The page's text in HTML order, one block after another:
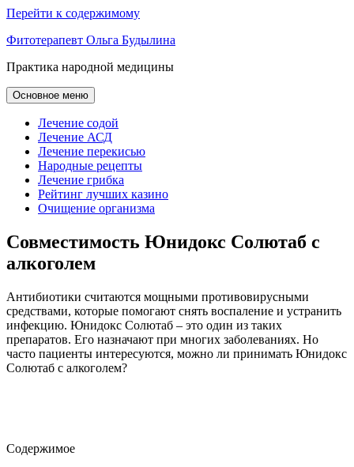
Перейти к содержимому
Фитотерапевт Ольга Будылина
Практика народной медицины
Основное меню
Лечение содой
Лечение АСД
Лечение перекисью
Народные рецепты
Лечение грибка
Рейтинг лучших казино
Очищение организма
Совместимость Юнидокс Солютаб с
алкоголем
Антибиотики считаются мощными противовирусными
средствами, которые помогают снять воспаление и устранить
инфекцию. Юнидокс Солютаб – это один из таких
препаратов. Его назначают при многих заболеваниях. Но
часто пациенты интересуются, можно ли принимать Юнидокс
Солютаб с алкоголем?
Содержимое